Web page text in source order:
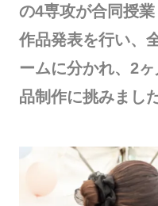
の4専攻が合同授
作品発表を行い、
ームに分かれ、2
品制作に挑みました